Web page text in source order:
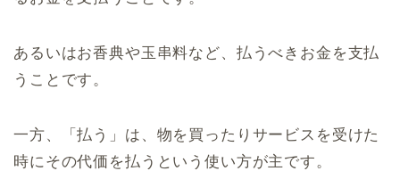
あるいはお香典や玉串料など、払うべきお金を支払
うことです。
一方、「払う」は、物を買ったりサービスを受けた
時にその代価を払うという使い方が主です。